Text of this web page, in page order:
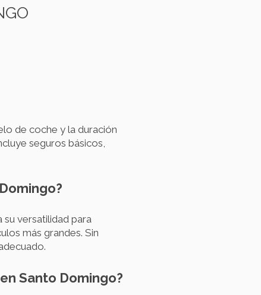
de coche y la duración
seguros básicos,
versatilidad para
más grandes. Sin
Santo Domingo?